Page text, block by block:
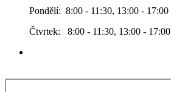
Pondělí: 8:00 - 11:30, 13:00 - 17:00
Čtvrtek: 8:00 - 11:30, 13:00 - 17:00